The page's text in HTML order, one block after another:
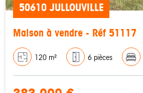
50610 JULLOUVILLE
Maison à vendre - Réf 51117
120 m² 6 pièces